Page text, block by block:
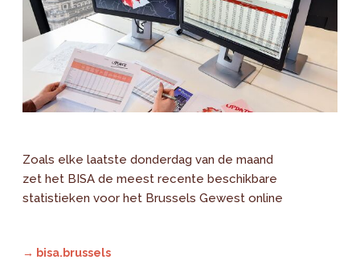
Zoals elke laatste donderdag van de maand
zet het BISA de meest recente beschikbare
statistieken voor het Brussels Gewest online
→ bisa.brussels